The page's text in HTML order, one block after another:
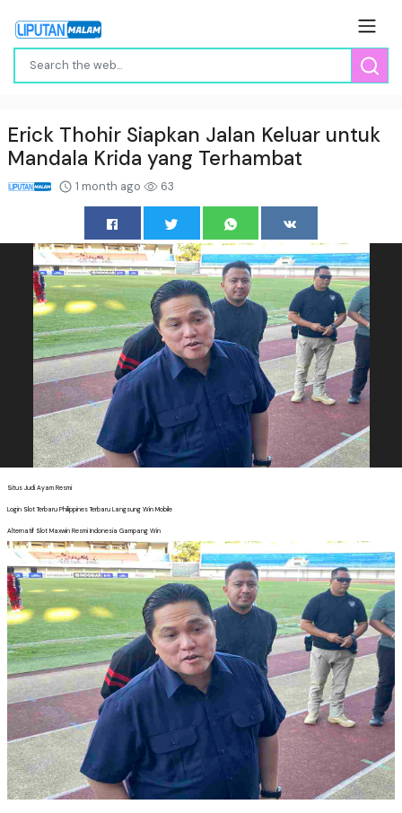
Erick Thohir Siapkan Jalan Keluar untuk
Mandala Krida yang Terhambat
1 month ago 63
Situs Judi Ayam Resmi
Login Slot Terbaru Philippines Terbaru Langsung Win Mobile
Alternatif Slot Maxwin Resmi Indonesia Gampang Win